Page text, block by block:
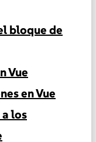
bloque de
Vue
en Vue
los